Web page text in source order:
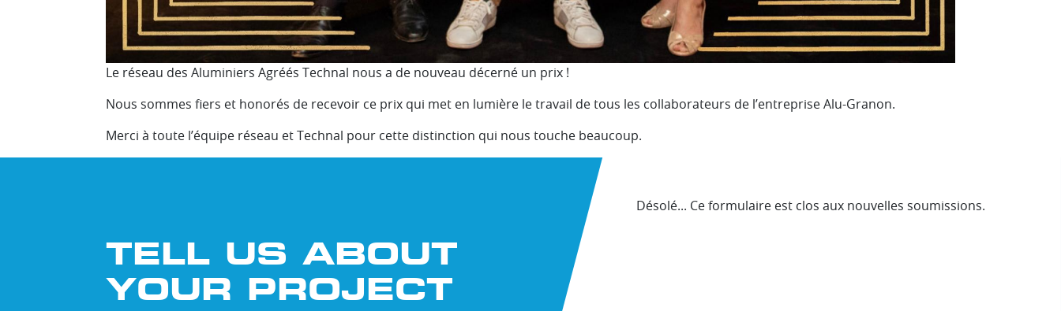
Le réseau des Aluminiers Agréés Technal nous a de nouveau décerné un prix !
Nous sommes fiers et honorés de recevoir ce prix qui met en lumière le travail de tous les collaborateurs de l’entreprise Alu-Granon.
Merci à toute l’équipe réseau et Technal pour cette distinction qui nous touche beaucoup.
TELL US ABOUT
YOUR PROJECT
Désolé... Ce formulaire est clos aux nouvelles soumissions.